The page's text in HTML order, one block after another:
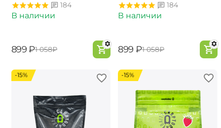
184
В наличии
‍899‍ ₽‍1 058‍₽
184
В наличии
‍899‍ ₽‍1 058‍₽
-15% -15%